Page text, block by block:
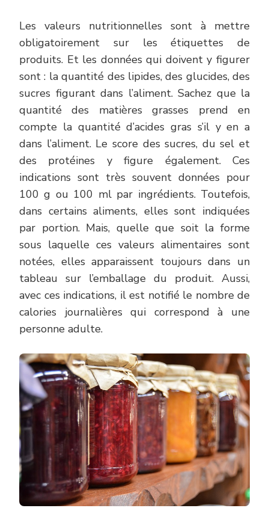
Les valeurs nutritionnelles sont à mettre
obligatoirement sur les étiquettes de
produits. Et les données qui doivent y figurer
sont : la quantité des lipides, des glucides, des
sucres figurant dans l’aliment. Sachez que la
quantité des matières grasses prend en
compte la quantité d’acides gras s’il y en a
dans l’aliment. Le score des sucres, du sel et
des protéines y figure également. Ces
indications sont très souvent données pour
100 g ou 100 ml par ingrédients. Toutefois,
dans certains aliments, elles sont indiquées
par portion. Mais, quelle que soit la forme
sous laquelle ces valeurs alimentaires sont
notées, elles apparaissent toujours dans un
tableau sur l’emballage du produit. Aussi,
avec ces indications, il est notifié le nombre de
calories journalières qui correspond à une
personne adulte.